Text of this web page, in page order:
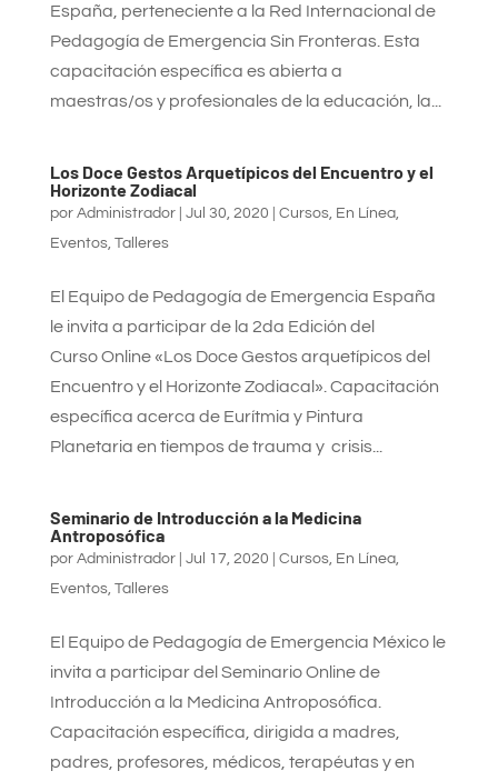
España, perteneciente a la Red Internacional de
Pedagogía de Emergencia Sin Fronteras. Esta
capacitación específica es abierta a
maestras/os y profesionales de la educación, la...
Los Doce Gestos Arquetípicos del Encuentro y el
Horizonte Zodiacal
por Administrador| Jul 30, 2020 Cursos, En Línea,
Eventos, Talleres
El Equipo de Pedagogía de Emergencia España
le invita a participar de la 2da Edición del
Curso Online «Los Doce Gestos arquetípicos del
Encuentro y el Horizonte Zodiacal». Capacitación
específica acerca de Eurítmia y Pintura
Planetaria en tiempos de trauma y crisis...
Seminario de Introducción a la Medicina
Antroposófica
por Administrador| Jul 17, 2020 Cursos, En Línea,
Eventos, Talleres
El Equipo de Pedagogía de Emergencia México le
invita a participar del Seminario Online de
Introducción a la Medicina Antroposófica.
Capacitación específica, dirigida a madres,
padres, profesores, médicos, terapéutas y en